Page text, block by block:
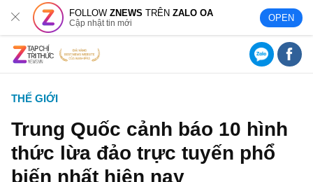
FOLLOWZNEWS TRÊNZALO OA
Cập nhật tin mới OPEN
THẾ GIỚI
Trung Quốc cảnh báo 10 hình
thức lừa đảo trực tuyến phổ
biến nhất hiện nay